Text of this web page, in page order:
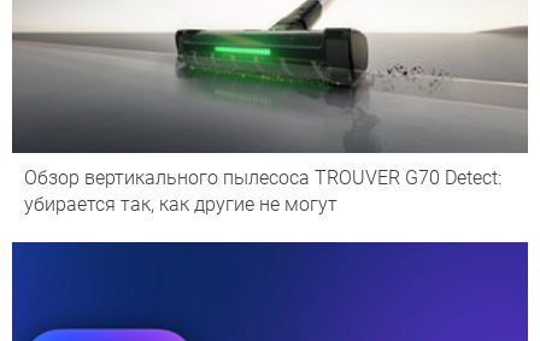
Обзор вертикального пылесоса TROUVER G70 Detect:
убирается так, как другие не могут